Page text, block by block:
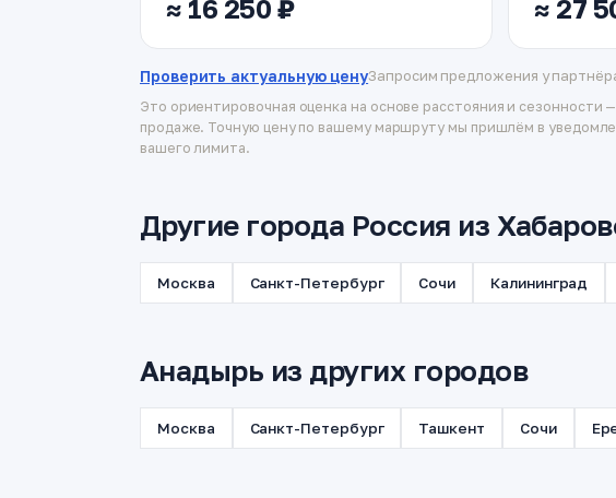
≈ 16 250 ₽ ≈ 27
Проверить актуальную ценуЗапросим предложения у
Это ориентировочная оценка на основе расстояния и сезонности
продаже. Точную цену по вашему маршруту мы пришлём в
вашего лимита.
Другие города Россия из
Москва Санкт-Петербург Сочи Калининград
Анадырь из других городов
Москва Санкт-Петербург Ташкент Сочи